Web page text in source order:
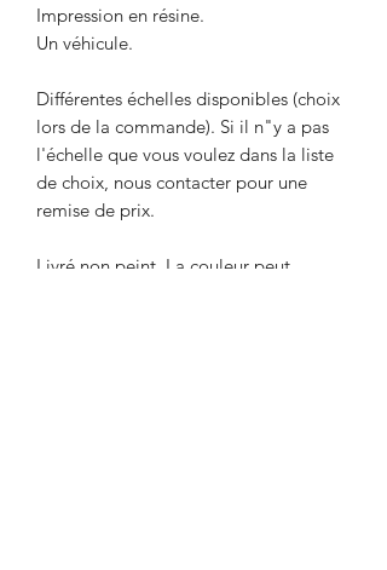
Impression en résine.
Un véhicule.
Différentes échelles disponibles (choix
lors de la commande). Si il n"y a pas
l'échelle que vous voulez dans la liste
de choix, nous contacter pour une
remise de prix.
Livré non peint. La couleur peut